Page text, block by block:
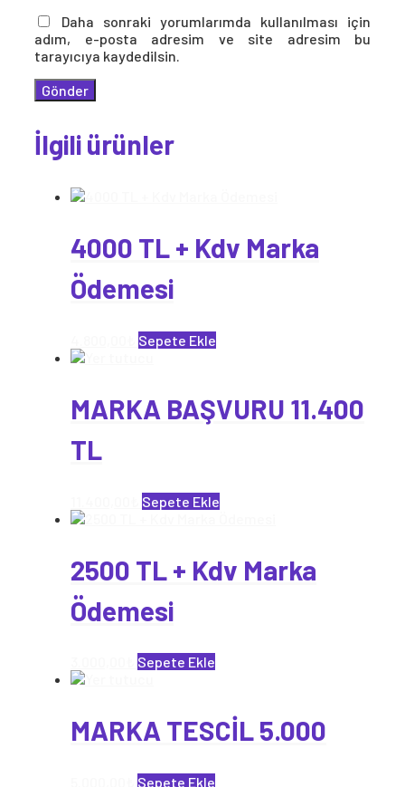
Daha sonraki yorumlarımda kullanılması için
adım, e-posta adresim ve site adresim bu
tarayıcıya kaydedilsin.
İlgili ürünler
4000 TL + Kdv Marka
Ödemesi
Sepete Ekle
MARKA BAŞVURU 11.400
TL
Sepete Ekle
2500 TL + Kdv Marka
Ödemesi
Sepete Ekle
MARKA TESCİL 5.000
Sepete Ekle